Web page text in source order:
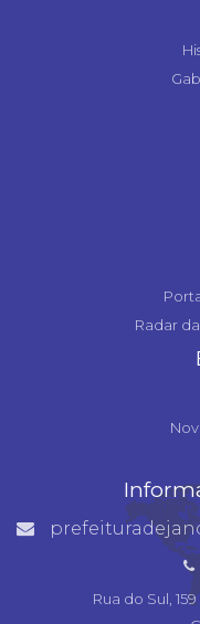
Radar
Rua do Sul,